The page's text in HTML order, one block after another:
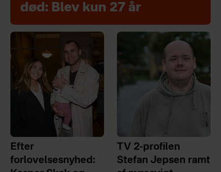
død: Blev kun 27 år
Efter
forlovelsesnyhed:
TV 2-profilen
Stefan Jepsen ramt